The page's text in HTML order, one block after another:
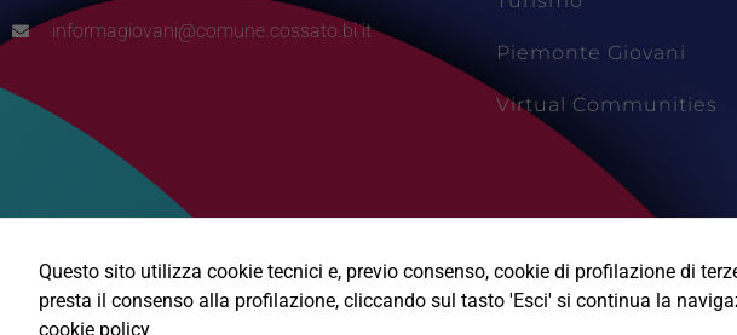
informagiovani@comune.cossato.bi.it
Piemonte Giovani
Virtual Communities
Questo sito utilizza cookie tecnici e, previo consenso, cookie di profilazione di
presta il consenso alla profilazione, cliccando sul tasto 'Esci' si continua la
cookie policy